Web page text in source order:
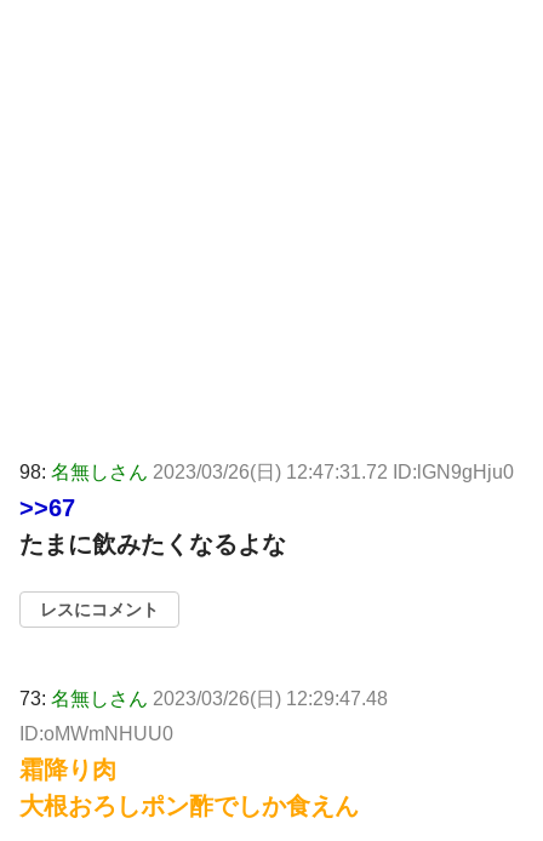
98: 名無しさん 2023/03/26(日) 12:47:31.72 ID:lGN9gHju0
>>67
たまに飲みたくなるよな
レスにコメント
73: 名無しさん 2023/03/26(日) 12:29:47.48
ID:oMWmNHUU0
霜降り肉
大根おろしポン酢でしか食えん